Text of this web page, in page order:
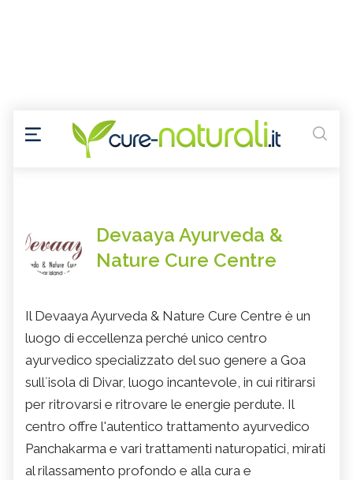
Devaaya Ayurveda &
Nature Cure Centre
Il Devaaya Ayurveda & Nature Cure Centre è un
luogo di eccellenza perché unico centro
ayurvedico specializzato del suo genere a Goa
sull´isola di Divar, luogo incantevole, in cui ritirarsi
per ritrovarsi e ritrovare le energie perdute. Il
centro offre l'autentico trattamento ayurvedico
Panchakarma e vari trattamenti naturopatici, mirati
al rilassamento profondo e alla cura e